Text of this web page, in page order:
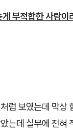
부적합한 사람
럼 보였는데 막상
는데 실무에 전혀